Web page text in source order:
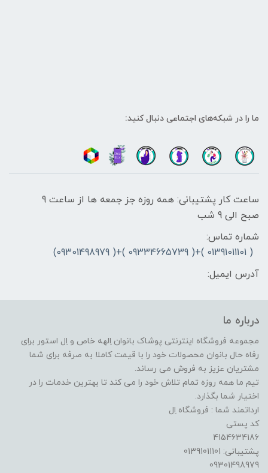
ما را در شبکه‌های اجتماعی دنبال کنید:
ساعت کار پشتیبانی: همه روزه جز جمعه ها از ساعت 9
صبح الی 9 شب
شماره تماس:
( 01391011101 )+( 09334665739 )+( 09301498979)
آدرس ایمیل:
درباره ما
مجموعه فروشگاه اینترنتی پوشاک بانوان اِلهه خاص و اِل استور برای
رفاه حال بانوان محصولات خود را با قیمت کاملا به صرفه برای شما
مشتریان عزیز به فروش می رساند.
تیم ما همه روزه تمام تلاش خود را می کند تا بهترین خدمات را در
اختیار شما بگذارد.
ارداتمند شما : فروشگاه اِل
کد پستی
4154634186
پشتیبانی: 01391011101
09301498979